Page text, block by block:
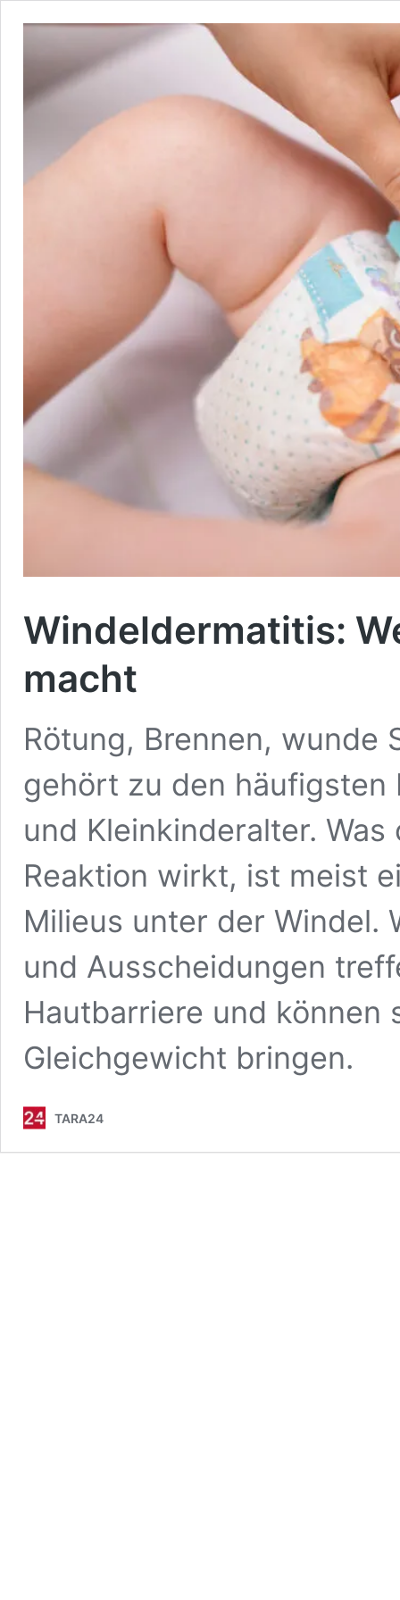
Windeldermatitis:
macht
Rötung, Brennen, wunde
gehört zu den häufigsten
und Kleinkinderalter.
Reaktion wirkt, ist meist
Milieus unter der Windel.
und Ausscheidungen
Hautbarriere und können
Gleichgewicht bringen.
TARA24